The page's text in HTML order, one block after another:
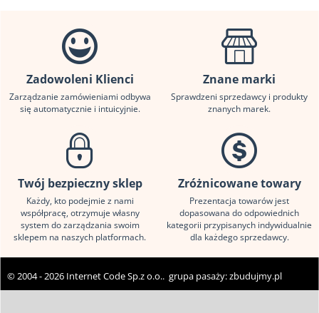
Zadowoleni Klienci
Zarządzanie zamówieniami odbywa
się automatycznie i intuicyjnie.
Znane marki
Sprawdzeni sprzedawcy i produkty
znanych marek.
Twój bezpieczny sklep
Każdy, kto podejmie z nami
współpracę, otrzymuje własny
system do zarządzania swoim
sklepem na naszych platformach.
Zróżnicowane towary
Prezentacja towarów jest
dopasowana do odpowiednich
kategorii przypisanych indywidualnie
dla każdego sprzedawcy.
© 2004 - 2026 Internet Code Sp.z o.o.. grupa pasaży:zbudujmy.pl